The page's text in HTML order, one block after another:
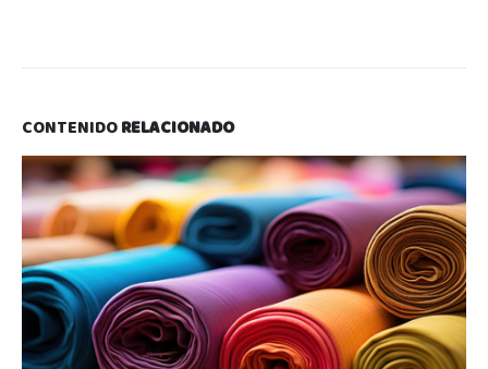
CONTENIDORELACIONADO